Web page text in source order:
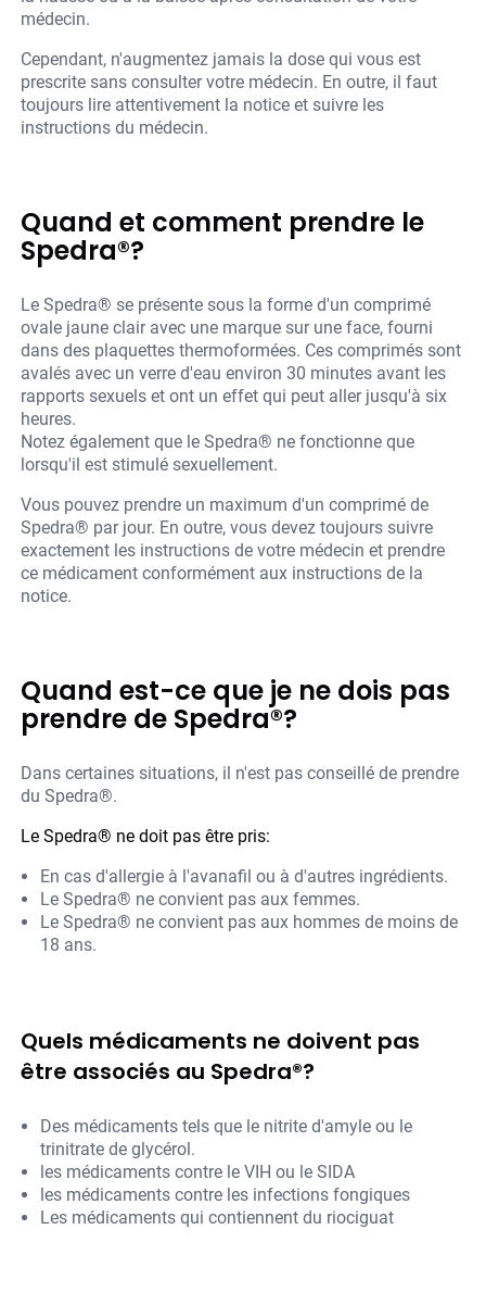
médecin.
Cependant, n'augmentez jamais la dose qui vous est
prescrite sans consulter votre médecin. En outre, il faut
toujours lire attentivement la notice et suivre les
instructions du médecin.
Quand et comment prendre le
Spedra®?
Le Spedra® se présente sous la forme d'un comprimé
ovale jaune clair avec une marque sur une face, fourni
dans des plaquettes thermoformées. Ces comprimés sont
avalés avec un verre d'eau environ 30 minutes avant les
rapports sexuels et ont un effet qui peut aller jusqu'à six
heures.
Notez également que le Spedra® ne fonctionne que
lorsqu'il est stimulé sexuellement.
Vous pouvez prendre un maximum d'un comprimé de
Spedra® par jour. En outre, vous devez toujours suivre
exactement les instructions de votre médecin et prendre
ce médicament conformément aux instructions de la
notice.
Quand est-ce que je ne dois pas
prendre de Spedra®?
Dans certaines situations, il n'est pas conseillé de prendre
du Spedra®.
Le Spedra® ne doit pas être pris:
En cas d'allergie à l'avanafil ou à d'autres ingrédients.
Le Spedra® ne convient pas aux femmes.
Le Spedra® ne convient pas aux hommes de moins de
18 ans.
Quels médicaments ne doivent pas
être associés au Spedra®?
Des médicaments tels que le nitrite d'amyle ou le
trinitrate de glycérol.
les médicaments contre le VIH ou le SIDA
les médicaments contre les infections fongiques
Les médicaments qui contiennent du riociguat